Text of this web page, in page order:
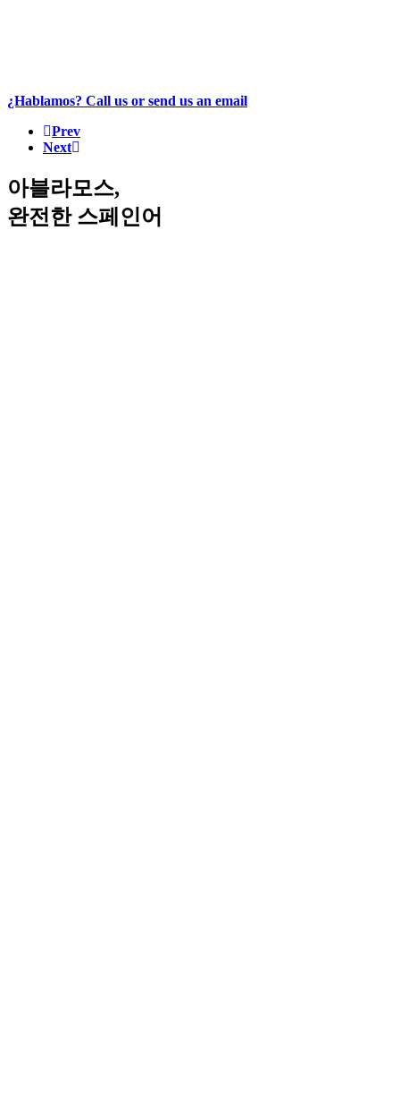
¿Hablamos? Call us or send us an email
Prev
Next
아블라모스,
완전한 스페인어